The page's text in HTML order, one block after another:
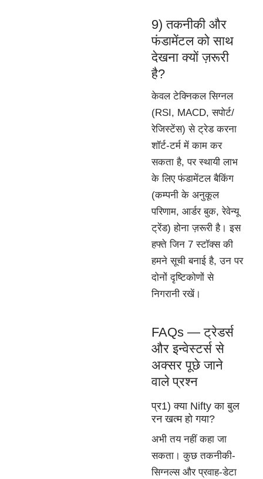
9) तकनीकी और
फंडामेंटल को साथ
देखना क्यों ज़रूरी
है?
केवल टेक्निकल सिग्नल
(RSI, MACD, सपोर्ट/
रेजिस्टेंस) से ट्रेड करना
शॉर्ट-टर्म में काम कर
सकता है, पर स्थायी लाभ
के लिए फंडामेंटल बैकिंग
(कम्पनी के अनुकूल
परिणाम, आर्डर बुक, रेवेन्यू
ट्रेंड) होना ज़रूरी है। इस
हफ्ते जिन 7 स्टॉक्स की
हमने सूची बनाई है, उन पर
दोनों दृष्टिकोणों से
निगरानी रखें।
FAQs — ट्रेडर्स
और इन्वेस्टर्स से
अक्सर पूछे जाने
वाले प्रश्न
प्र1) क्या Nifty का बुल
रन खत्म हो गया?
अभी तय नहीं कहा जा
सकता। कुछ तकनीकी-
सिग्नल्स और प्रवाह-डेटा